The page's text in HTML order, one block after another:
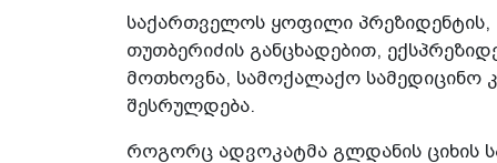
საქართველოს ყოფილი პრეზიდენტის,
თუთბერიძის განცხადებით,
მოთხოვნა, სამოქალაქო სამედიცინო
შესრულდება.
როგორც ადვოკატმა გლდანის ციხის